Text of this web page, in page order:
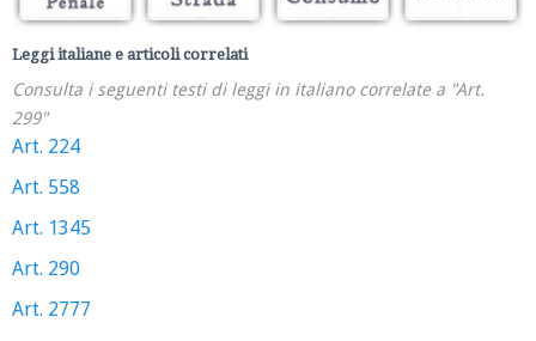
Leggi italiane e articoli correlati
Consulta i seguenti testi di leggi in italiano correlate a "Art.
299"
Art. 224
Art. 558
Art. 1345
Art. 290
Art. 2777